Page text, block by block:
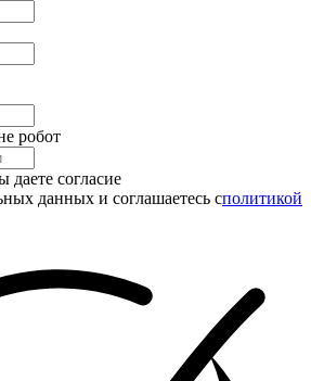
робот
согласие
данных и соглашаетесь cполитикой